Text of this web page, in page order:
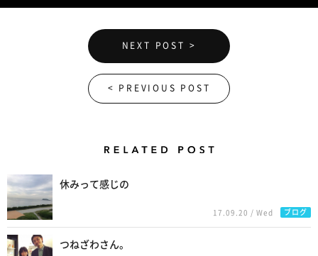
NEXT POST >
< PREVIOUS POST
休みって感じの
17.09.20 / Wed ブログ
つねざわさん。